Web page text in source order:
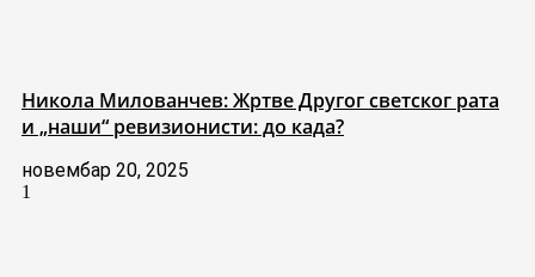
Никола Милованчев: Жртве Другог светског рата
и „наши“ ревизионисти: до када?
новембар 20, 2025